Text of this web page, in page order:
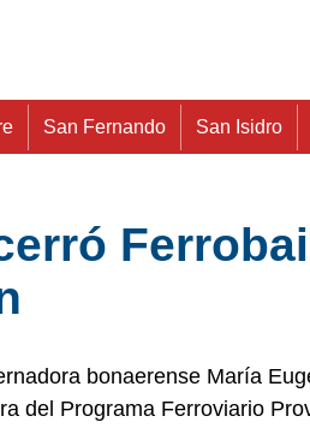
San Fernando San Isidro
bonaerense María
del Programa Ferroviario